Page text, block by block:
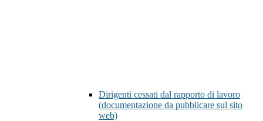
Dirigenti cessati dal rapporto di lavoro
(documentazione da pubblicare sul sito
web)